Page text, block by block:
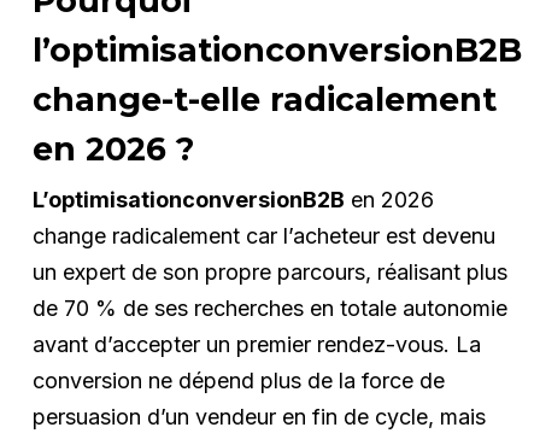
l’optimisationconversionB2B
change-t-elle radicalement
en 2026 ?
L’optimisationconversionB2B en 2026
change radicalement car l’acheteur est devenu
un expert de son propre parcours, réalisant plus
de 70 % de ses recherches en totale autonomie
avant d’accepter un premier rendez-vous. La
conversion ne dépend plus de la force de
persuasion d’un vendeur en fin de cycle, mais